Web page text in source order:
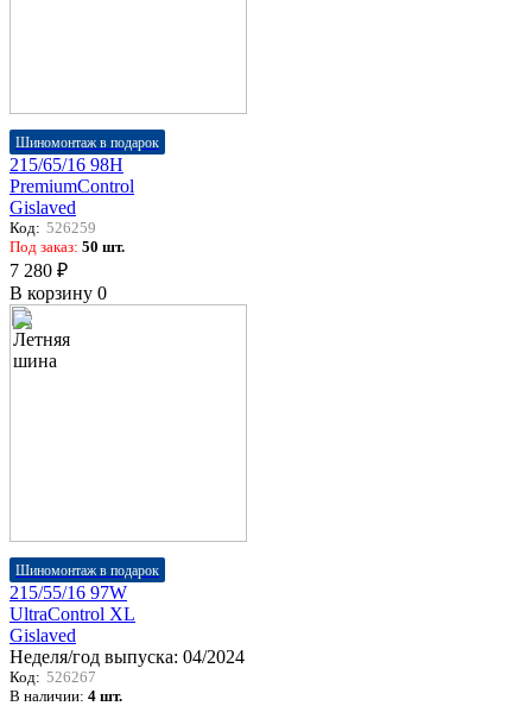
Шиномонтаж в подарок
215/65/16 98H
PremiumControl
Gislaved
Код: 526259
Под заказ: 50 шт.
7 280 ₽
В корзину 0
Шиномонтаж в подарок
215/55/16 97W
UltraControl XL
Gislaved
Неделя/год выпуска: 04/2024
Код: 526267
В наличии: 4 шт.